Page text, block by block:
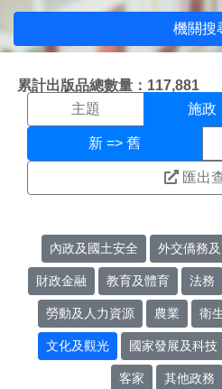
機關搜
累計出版品總數量：117,881
施政搜尋結
主題 施政
新 => 舊
匯出
內政及國土安全 外交僑務
財政金融 教育及體育 法務
勞動及人力資源 農業 衛
文化及觀光 國家發展及科技
客家 其他政務